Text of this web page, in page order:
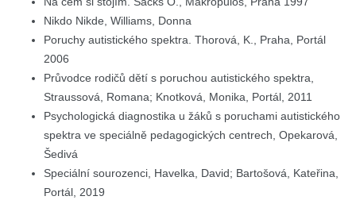
Nikdo Nikde, Williams, Donna
Poruchy autistického spektra. Thorová, K., Praha, Portál
2006
Průvodce rodičů dětí s poruchou autistického spektra,
Straussová, Romana; Knotková, Monika, Portál, 2011
Psychologická diagnostika u žáků s poruchami autistického
spektra ve speciálně pedagogických centrech, Opekarová,
Šedivá
Speciální sourozenci, Havelka, David; Bartošová, Kateřina,
Portál, 2019